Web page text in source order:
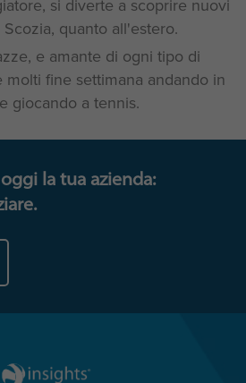
si diverte a scoprire nuovi
quanto all'estero.
e amante di ogni tipo di
molti fine settimana andando in
giocando a tennis.
la tua azienda: